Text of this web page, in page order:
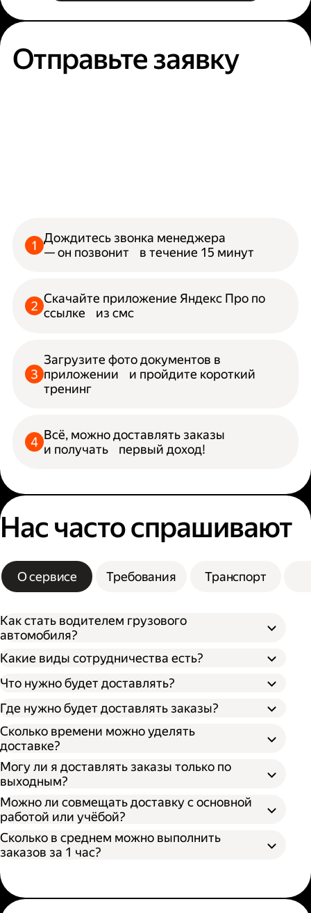
Отправьте заявку
Дождитесь звонка менеджера
— он позвонит в течение 15 минут
Скачайте приложение Яндекс Про по
ссылке из смс
Загрузите фото документов в
приложении и пройдите короткий
тренинг
Всё, можно доставлять заказы
и получать первый доход!
Нас часто спрашивают
О сервисе Требования Транспорт
Как стать водителем грузового
автомобиля?
Какие виды сотрудничества есть?
Через парк;
Через парк как самозанятый;
Как самозанятый;
Что нужно будет доставлять?
Где нужно будет доставлять заказы?
Сколько времени можно уделять
доставке?
Могу ли я доставлять заказы только по
выходным?
Можно ли совмещать доставку с основной
работой или учёбой?
Сколько в среднем можно выполнить
заказов за 1 час?